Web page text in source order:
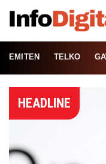
EMITEN TELKO
HEADLINE